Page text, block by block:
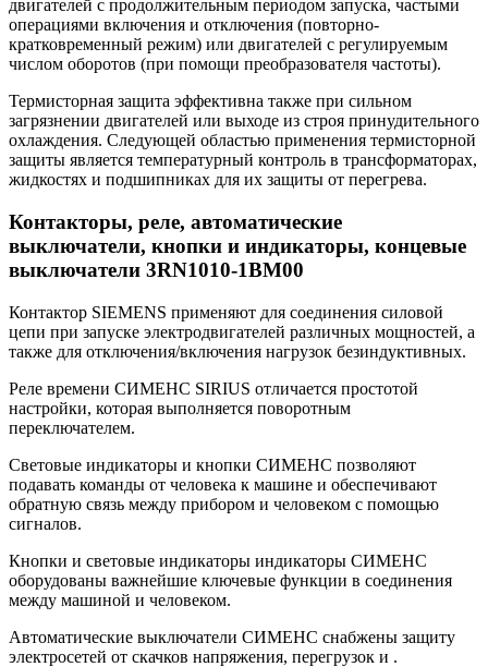
двигателей с продолжительным периодом запуска, частыми
операциями включения и отключения (повторно-
кратковременный режим) или двигателей с регулируемым
числом оборотов (при помощи преобразователя частоты).
Термисторная защита эффективна также при сильном
загрязнении двигателей или выходе из строя принудительного
охлаждения. Следующей областью применения термисторной
защиты является температурный контроль в трансформаторах,
жидкостях и подшипниках для их защиты от перегрева.
Контакторы, реле, автоматические
выключатели, кнопки и индикаторы, концевые
выключатели 3RN1010-1BM00
Контактор SIEMENS применяют для соединения силовой
цепи при запуске электродвигателей различных мощностей, а
также для отключения/включения нагрузок безиндуктивных.
Реле времени СИМЕНС SIRIUS отличается простотой
настройки, которая выполняется поворотным
переключателем.
Световые индикаторы и кнопки СИМЕНС позволяют
подавать команды от человека к машине и обеспечивают
обратную связь между прибором и человеком с помощью
сигналов.
Кнопки и световые индикаторы индикаторы СИМЕНС
оборудованы важнейшие ключевые функции в соединения
между машиной и человеком.
Автоматические выключатели СИМЕНС снабжены защиту
электросетей от скачков напряжения, перегрузок и .